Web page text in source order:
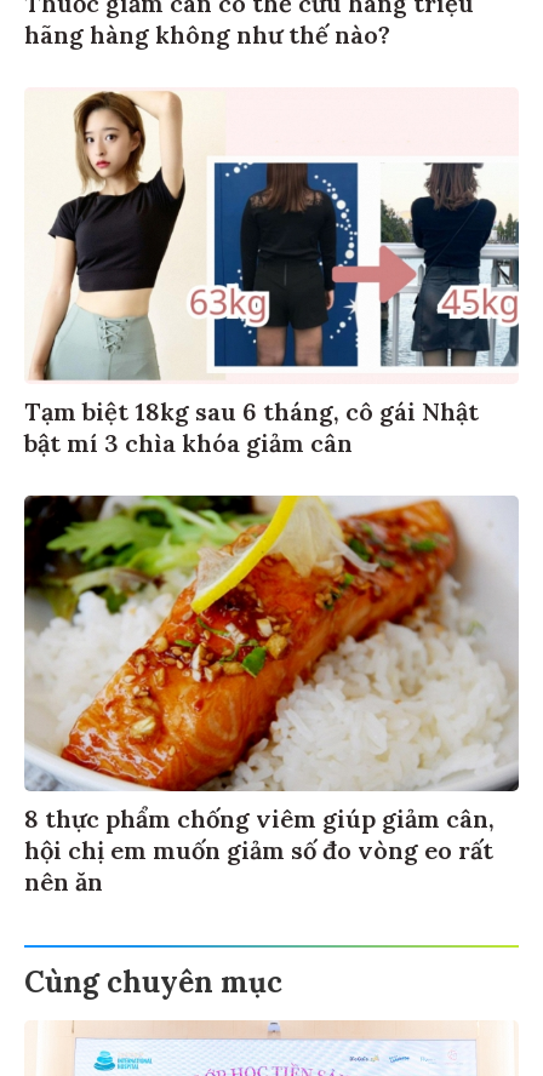
hãng hàng không như thế nào?
Tạm biệt 18kg sau 6 tháng, cô gái Nhật
bật mí 3 chìa khóa giảm cân
8 thực phẩm chống viêm giúp giảm cân,
hội chị em muốn giảm số đo vòng eo rất
nên ăn
Cùng chuyên mục